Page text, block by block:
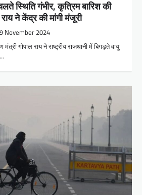
स्थिति गंभीर, कृत्रिम बारिश की
ने केंद्र की मांगी मंजूरी
November 2024
मंत्री गोपाल राय ने राष्ट्रीय राजधानी में बिगड़ते वायु